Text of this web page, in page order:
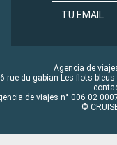
TU EMAIL
Agencia de
rue du gabian Les flots
de viajes n° 006 02
©